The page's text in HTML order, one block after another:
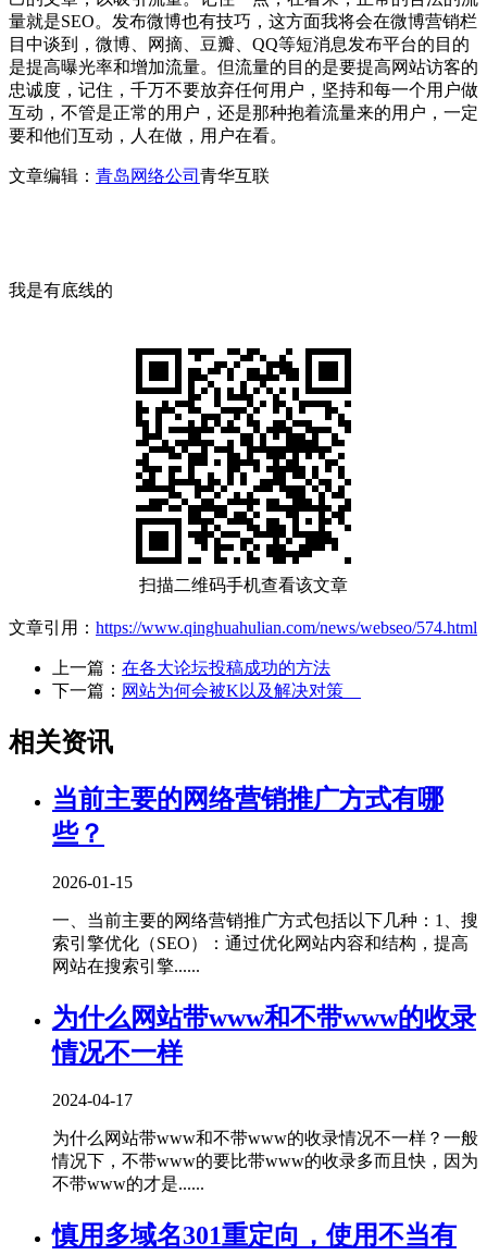
量就是SEO。发布微博也有技巧，这方面我将会在微博营销栏
目中谈到，微博、网摘、豆瓣、QQ等短消息发布平台的目的
是提高曝光率和增加流量。但流量的目的是要提高网站访客的
忠诚度，记住，千万不要放弃任何用户，坚持和每一个用户做
互动，不管是正常的用户，还是那种抱着流量来的用户，一定
要和他们互动，人在做，用户在看。
文章编辑： 青岛网络公司 青华互联
我是有底线的
扫描二维码手机查看该文章
文章引用： https://www.qinghuahulian.com/news/webseo/574.html
上一篇： 在各大论坛投稿成功的方法
下一篇： 网站为何会被K以及解决对策
相关资讯
当前主要的网络营销推广方式有哪
些？
2026-01-15
一、当前主要的网络营销推广方式包括以下几种‌：1、‌搜
索引擎优化（SEO）‌：通过优化网站内容和结构，提高
网站在搜索引擎......
为什么网站带www和不带www的收录
情况不一样
2024-04-17
为什么网站带www和不带www的收录情况不一样？一般
情况下，不带www的要比带www的收录多而且快，因为
不带www的才是......
慎用多域名301重定向，使用不当有